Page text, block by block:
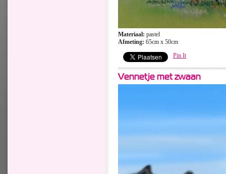
Materiaal: pastel
Afmeting: 65cm x 50cm
Pin It
Vennetje met zwaan